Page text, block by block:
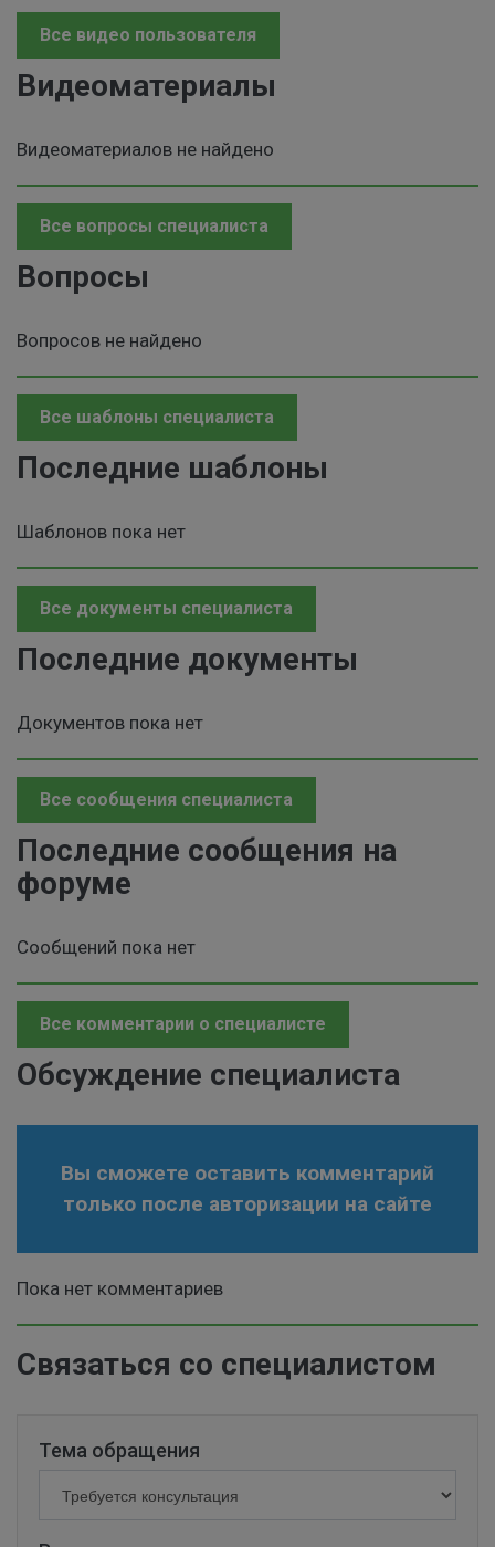
Все видео пользователя
Видеоматериалы
Видеоматериалов не найдено
Все вопросы специалиста
Вопросы
Вопросов не найдено
Все шаблоны специалиста
Последние шаблоны
Шаблонов пока нет
Все документы специалиста
Последние документы
Документов пока нет
Все сообщения специалиста
Последние сообщения на
форуме
Сообщений пока нет
Все комментарии о специалисте
Обсуждение специалиста
Вы сможете оставить комментарий
только после авторизации на сайте
Пока нет комментариев
Связаться со специалистом
Тема обращения